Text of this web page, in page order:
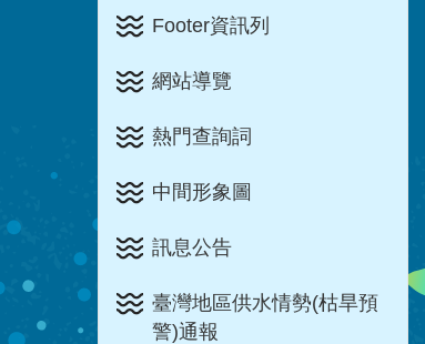
Footer資訊列
網站導覽
熱門查詢詞
中間形象圖
訊息公告
臺灣地區供水情勢(枯旱預
警)通報